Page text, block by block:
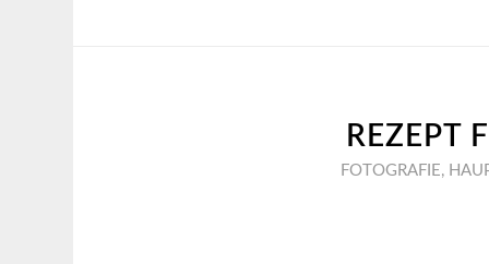
REZEPT
FOTOGRAFIE,